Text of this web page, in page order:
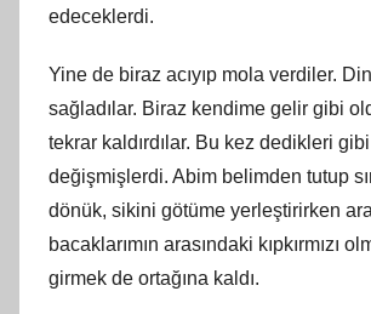
edeceklerdi.
Yine de biraz acıyıp mola verdiler.
sağladılar. Biraz kendime gelir gibi
tekrar kaldırdılar. Bu kez dedikleri
değişmişlerdi. Abim belimden tutup
dönük, sikini götüme yerleştirirken
bacaklarımın arasındaki kıpkırmızı
girmek de ortağına kaldı.